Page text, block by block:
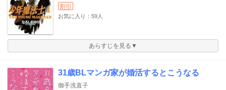
割引
お気に入り：59人
あらすじを見る▼
31歳BLマンガ家が婚活するとこうなる
御手洗直子